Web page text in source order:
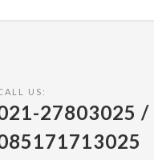
US:
27803025 /